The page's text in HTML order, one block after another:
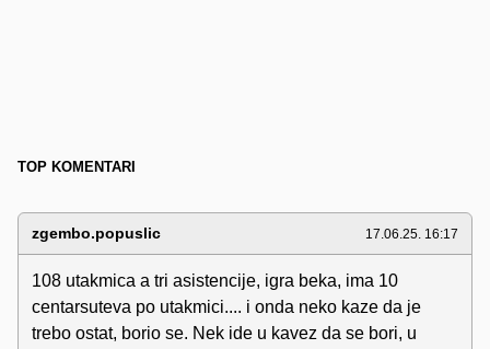
TOP KOMENTARI
zgembo.popuslic 17.06.25. 16:17
108 utakmica a tri asistencije, igra beka, ima 10
centarsuteva po utakmici.... i onda neko kaze da je
trebo ostat, borio se. Nek ide u kavez da se bori, u